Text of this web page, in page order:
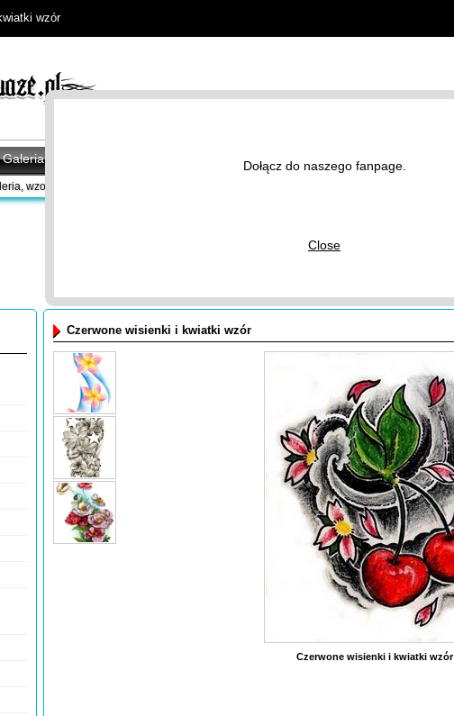
Dołącz do naszego fanpage.
Close
wzór
Galeria tatuaży Znaczenie tatuaży
wzory tatuaży
Czerwone wisienki i kwiatki wzór
Czerwone wisienki i kwiatki wzór